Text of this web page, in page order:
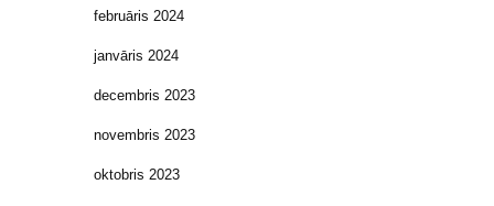
februāris 2024
janvāris 2024
decembris 2023
novembris 2023
oktobris 2023